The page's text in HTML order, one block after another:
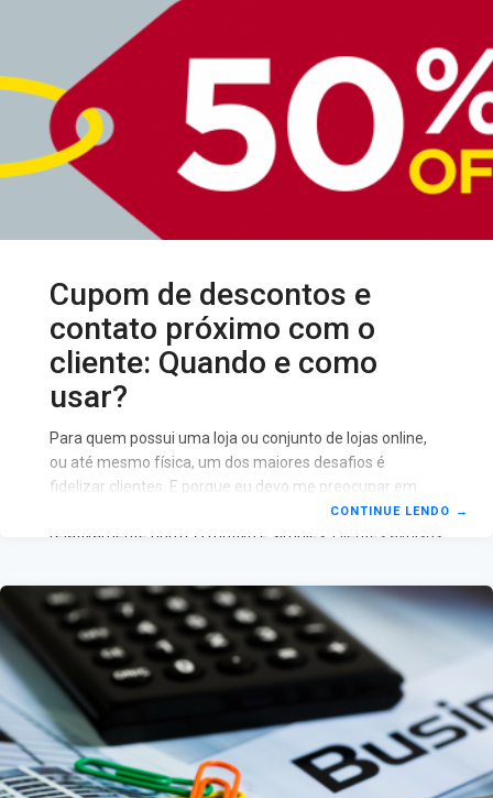
Sellers, vendem seus produtos ou serviços. Um
verdadeiro shopping virtual, um portal de e-commerce
colaborativo, onde grandes sites aceitam vender
produtos e serviços de outras lojas, empresas,
Cupom de descontos e
contato próximo com o
cliente: Quando e como
usar?
Para quem possui uma loja ou conjunto de lojas online,
ou até mesmo física, um dos maiores desafios é
fidelizar clientes. E porque eu devo me preocupar em
fidelizar clientes se meu número de vendas é
relativamente bom? O motivo é simples, clientes avulsos
loja acaba sendo apenas mais uma opção entre tantas
outras, em casos de clientes fidelizados isso não
acontece, uma vez que a sua loja vai esta na primeira
opção. Para alcançar
CONTINUE LENDO →